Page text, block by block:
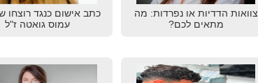
צוואות הדדיות או נפרדות: מה
מתאים לכם?
כתב אישום כנגד רוצחו
עמוס גואטה ז"ל